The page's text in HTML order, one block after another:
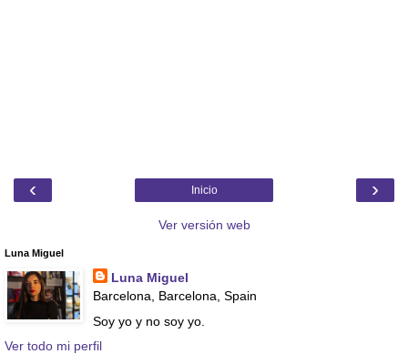
‹ ›
Inicio
Ver versión web
Luna Miguel
Luna Miguel
Barcelona, Barcelona, Spain
Soy yo y no soy yo.
Ver todo mi perfil